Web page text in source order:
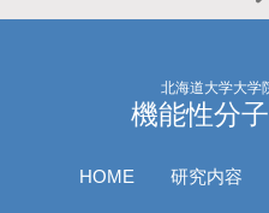
北海道大学大学
機能性分
HOME 研究内容